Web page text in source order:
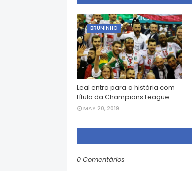
BRUNINHO
Leal entra para a história com
título da Champions League
MAY 20, 2019
0 Comentários